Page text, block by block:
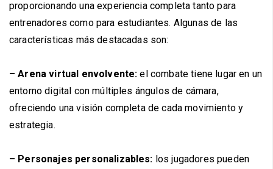
proporcionando una experiencia completa tanto para
entrenadores como para estudiantes. Algunas de las
características más destacadas son:
– Arena virtual envolvente: el combate tiene lugar en un
entorno digital con múltiples ángulos de cámara,
ofreciendo una visión completa de cada movimiento y
estrategia.
– Personajes personalizables: los jugadores pueden